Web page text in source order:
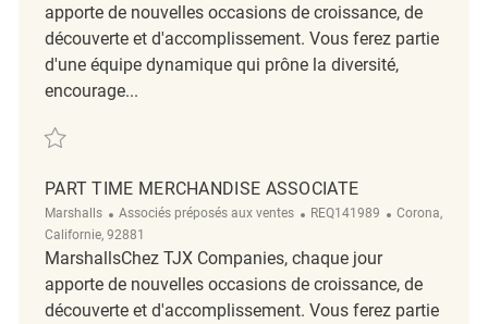
apporte de nouvelles occasions de croissance, de
découverte et d'accomplissement. Vous ferez partie
d'une équipe dynamique qui prône la diversité,
encourage...
Sauvegarder Part Time Overnight stocking REQ139479
PART TIME MERCHANDISE ASSOCIATE
Marshalls Catégorie
Associés préposés aux ventes ReqId
REQ141989 Emplacement
Corona,
Californie, 92881
MarshallsChez TJX Companies, chaque jour
apporte de nouvelles occasions de croissance, de
découverte et d'accomplissement. Vous ferez partie